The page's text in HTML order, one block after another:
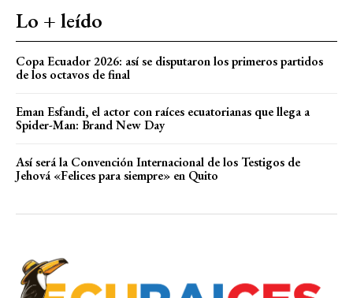
Lo + leído
Copa Ecuador 2026: así se disputaron los primeros partidos
de los octavos de final
Eman Esfandi, el actor con raíces ecuatorianas que llega a
Spider-Man: Brand New Day
Así será la Convención Internacional de los Testigos de
Jehová «Felices para siempre» en Quito